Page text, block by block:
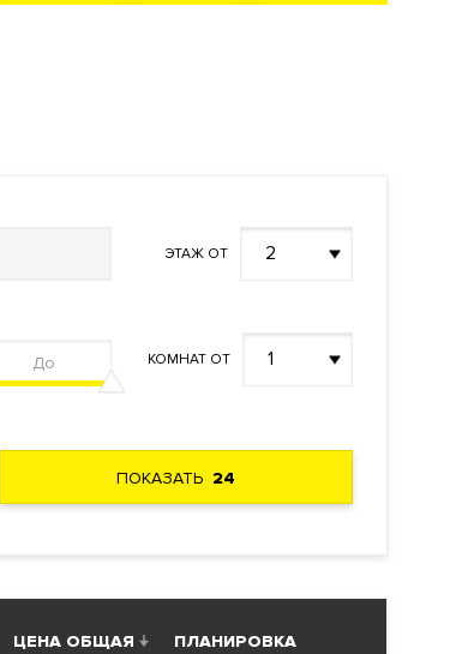
ЭТАЖ ОТ 2
КОМНАТ ОТ 1
ПОКАЗАТЬ24
ЦЕНА ОБЩАЯ ПЛАНИРОВКА